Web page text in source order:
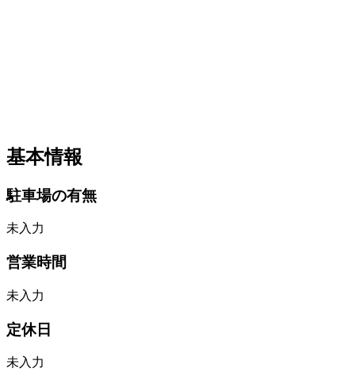
基本情報
駐車場の有無
未入力
営業時間
未入力
定休日
未入力